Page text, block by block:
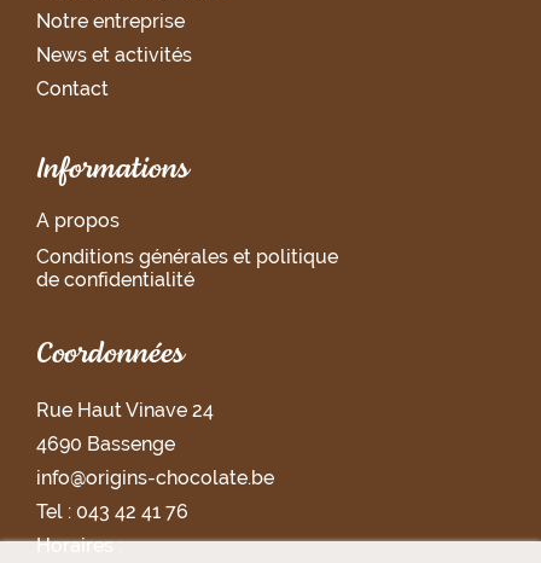
Notre entreprise
News et activités
Contact
Informations
A propos
Conditions générales et politique
de confidentialité
Coordonnées
Rue Haut Vinave 24
4690 Bassenge
info@origins-chocolate.be
Tel : 043 42 41 76
Horaires :